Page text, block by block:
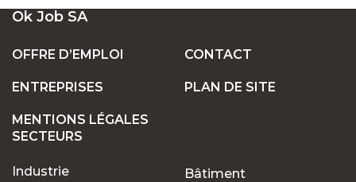
Ok Job SA
OFFRE D’EMPLOI
ENTREPRISES
MENTIONS LÉGALES
CONTACT
PLAN DE SITE
SECTEURS
Industrie
Bâtiment